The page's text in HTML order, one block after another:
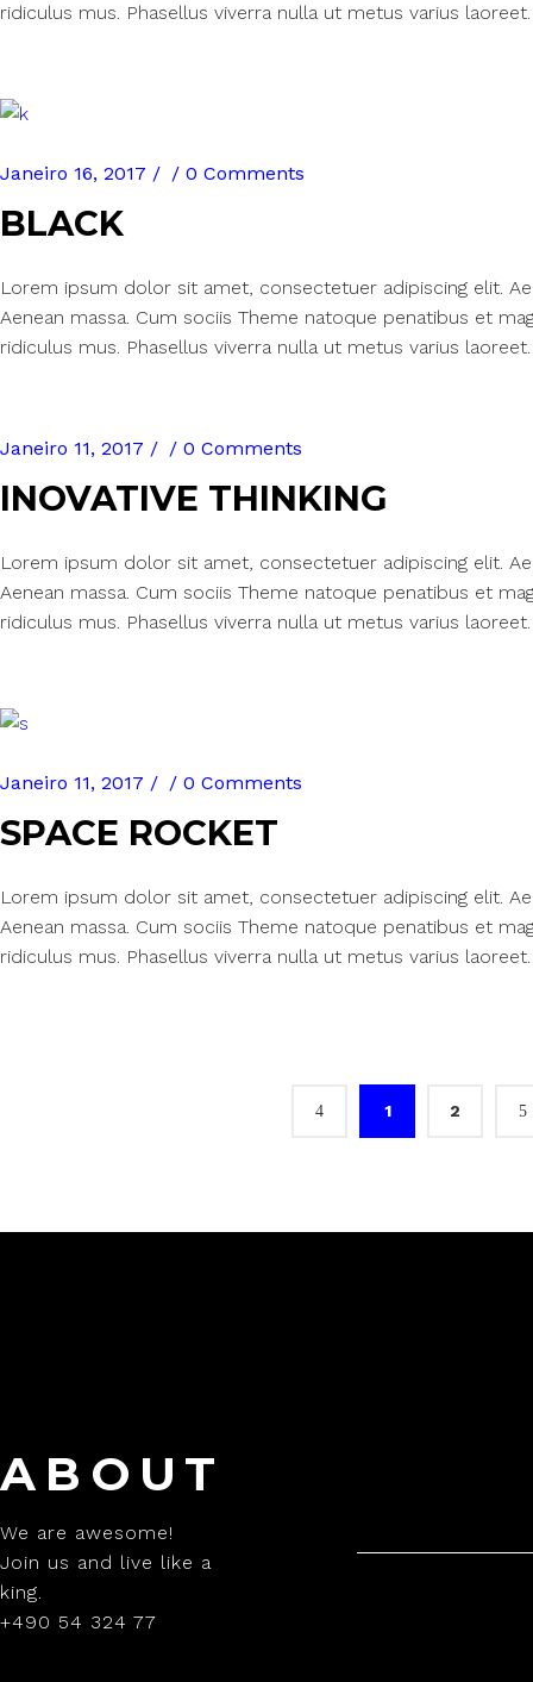
ridiculus mus. Phasellus viverra nulla ut metus varius
Janeiro 16, 2017 0 Comments
BLACK
Lorem ipsum dolor sit amet, consectetuer adipiscing elit.
Aenean massa. Cum sociis Theme natoque penatibus et
ridiculus mus. Phasellus viverra nulla ut metus varius
Janeiro 11, 2017 0 Comments
INOVATIVE THINKING
Lorem ipsum dolor sit amet, consectetuer adipiscing elit.
Aenean massa. Cum sociis Theme natoque penatibus et
ridiculus mus. Phasellus viverra nulla ut metus varius
Janeiro 11, 2017 0 Comments
SPACE ROCKET
Lorem ipsum dolor sit amet, consectetuer adipiscing elit.
Aenean massa. Cum sociis Theme natoque penatibus et
ridiculus mus. Phasellus viverra nulla ut metus varius
1 2
ABOUT
We are awesome!
Join us and live like a
king.
+490 54 324 77